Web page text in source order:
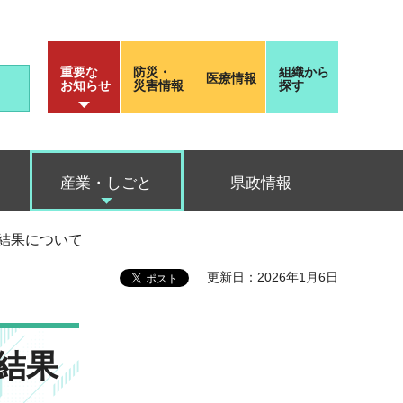
重要な
お知らせ
防災・
災害情報
医療情報
組織から
探す
産業・しごと 県政情報
果について
更新日：2026年1月6日
果